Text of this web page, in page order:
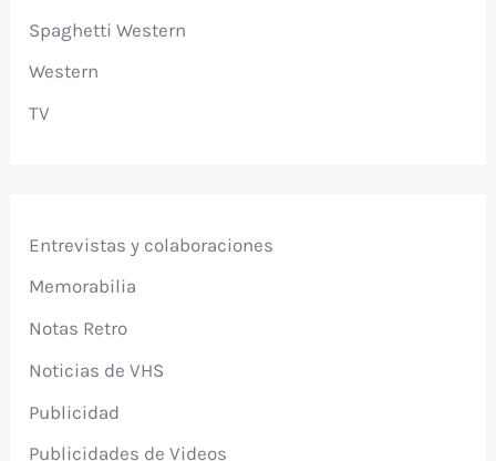
Spaghetti Western
Western
TV
Entrevistas y colaboraciones
Memorabilia
Notas Retro
Noticias de VHS
Publicidad
Publicidades de Videos